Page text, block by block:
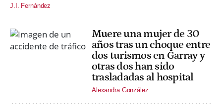
J.I. Fernández
Muere una mujer de 30
años tras un choque entre
dos turismos en Garray y
otras dos han sido
trasladadas al hospital
Alexandra González